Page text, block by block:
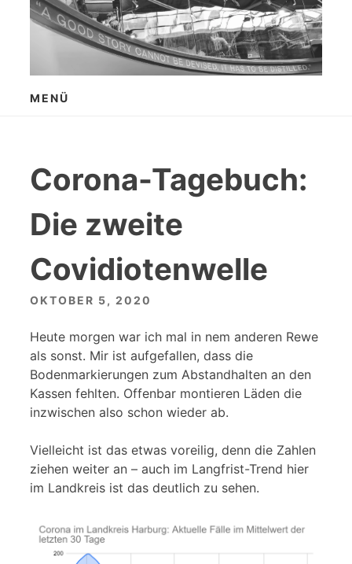
MENÜ
Corona-Tagebuch:
Die zweite
Covidiotenwelle
OKTOBER 5, 2020
Heute morgen war ich mal in nem anderen Rewe
als sonst. Mir ist aufgefallen, dass die
Bodenmarkierungen zum Abstandhalten an den
Kassen fehlten. Offenbar montieren Läden die
inzwischen also schon wieder ab.
Vielleicht ist das etwas voreilig, denn die Zahlen
ziehen weiter an – auch im Langfrist-Trend hier
im Landkreis ist das deutlich zu sehen.